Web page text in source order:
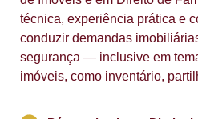
técnica, experiência prática e
conduzir demandas
segurança — inclusive em
imóveis, como inventário,